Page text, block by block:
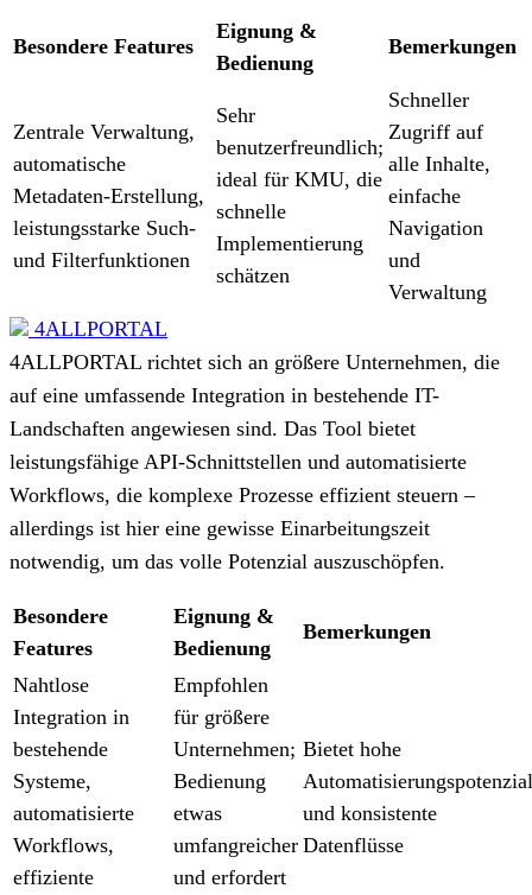
Besondere Features
Eignung &
Bedienung
Bemerkungen
Zentrale Verwaltung,
automatische
Metadaten-Erstellung,
leistungsstarke Such-
und Filterfunktionen
Sehr
benutzerfreundlich;
ideal für KMU, die
schnelle
Implementierung
schätzen
Schneller
Zugriff auf
alle Inhalte,
einfache
Navigation
und
Verwaltung
4ALLPORTAL
4ALLPORTAL richtet sich an größere Unternehmen, die
auf eine umfassende Integration in bestehende IT-
Landschaften angewiesen sind. Das Tool bietet
leistungsfähige API-Schnittstellen und automatisierte
Workflows, die komplexe Prozesse effizient steuern –
allerdings ist hier eine gewisse Einarbeitungszeit
notwendig, um das volle Potenzial auszuschöpfen.
Besondere
Features
Eignung &
Bedienung
Bemerkungen
Nahtlose
Integration in
bestehende
Systeme,
automatisierte
Workflows,
effiziente
Empfohlen
für größere
Unternehmen;
Bedienung
etwas
umfangreicher
und erfordert
Bietet hohe
und konsistente
Datenflüsse